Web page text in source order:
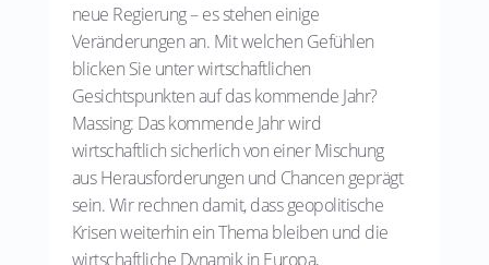
neue Regierung – es stehen einige
Veränderungen an. Mit welchen Gefühlen
blicken Sie unter wirtschaftlichen
Gesichtspunkten auf das kommende Jahr?
Massing: Das kommende Jahr wird
wirtschaftlich sicherlich von einer Mischung
aus Herausforderungen und Chancen geprägt
sein. Wir rechnen damit, dass geopolitische
Krisen weiterhin ein Thema bleiben und die
wirtschaftliche Dynamik in Europa,